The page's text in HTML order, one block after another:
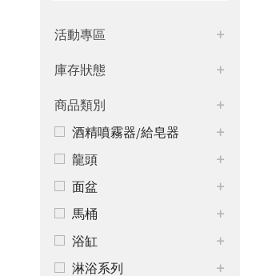
活動專區
庫存狀態
商品類別
酒精噴霧器/給皂器
龍頭
面盆
馬桶
浴缸
淋浴系列